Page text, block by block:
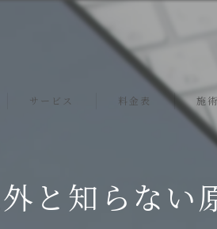
サービス
スクライバー
料金表 施
と知らない